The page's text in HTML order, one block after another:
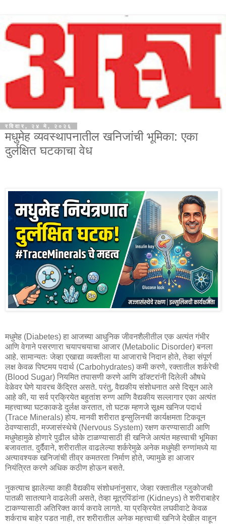
रविवार, २४ मे, २०२६
मधुमेह व्यवस्थापनातील खनिजांची भूमिका: एका
दुर्लक्षित घटकाचा वेध
मधुमेह (Diabetes) हा आजच्या आधुनिक जीवनशैलीतील एक अत्यंत गंभीर
आणि वेगाने पसरणारा चयापचयाचा आजार (Metabolic Disorder) बनला
आहे. सामान्यतः जेव्हा एखाद्या व्यक्तीला या आजाराचे निदान होते, तेव्हा संपूर्ण
लक्ष केवळ पिष्टमय पदार्थ (Carbohydrates) कमी करणे, रक्तातील शर्करेची
(Blood Sugar) नियमित तपासणी करणे आणि डॉक्टरांनी दिलेली औषधे
वेळेवर घेणे यावरच केंद्रित असते. परंतु, वैद्यकीय संशोधनात असे दिसून आले
आहे की, या सर्व प्रक्रियेत बहुतांश रुग्ण आणि वैद्यकीय सल्लागार एका अत्यंत
महत्त्वाच्या घटकाकडे दुर्लक्ष करतात, तो घटक म्हणजे सूक्ष्म खनिज पदार्थ
(Trace Minerals) होय. मानवी शरीरात इन्सुलिनची कार्यक्षमता टिकवून
ठेवण्यासाठी, मज्जासंस्थेचे (Nervous System) रक्षण करण्यासाठी आणि
मधुमेहामुळे होणारे पुढील धोके टाळण्यासाठी ही खनिजे अत्यंत महत्त्वाची भूमिका
बजावतात. दुर्दैवाने, शरीरातील वाढलेल्या शर्करेमुळे अनेक मधुमेही रुग्णांमध्ये या
अत्यावश्यक खनिजांची तीव्र कमतरता निर्माण होते, ज्यामुळे हा आजार
नियंत्रित करणे अधिक कठीण होऊन बसते.
नुकत्याच झालेल्या काही वैद्यकीय संशोधनांनुसार, जेव्हा रक्तातील ग्लुकोजची
पातळी सातत्याने वाढलेली असते, तेव्हा मूत्रपिंडांना (Kidneys) ते शरीराबाहेर
टाकण्यासाठी अतिरिक्त कार्य करावे लागते. या प्रक्रियेत लघवीवाटे केवळ
शर्कराच बाहेर पडत नाही, तर शरीरातील अनेक महत्त्वाची खनिजे देखील वाहून